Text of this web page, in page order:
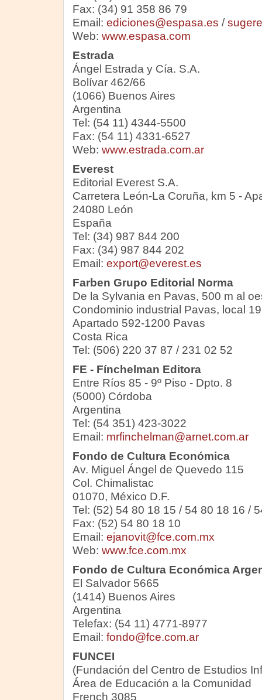
Fax: (34) 91 358 86 79
Email: ediciones@espasa.es /
Web: www.espasa.com
Estrada
Ángel Estrada y Cía. S.A.
Bolívar 462/66
(1066) Buenos Aires
Argentina
Tel: (54 11) 4344-5500
Fax: (54 11) 4331-6527
Web: www.estrada.com.ar
Everest
Editorial Everest S.A.
Carretera León-La Coruña, km 5 -
24080 León
España
Tel: (34) 987 844 200
Fax: (34) 987 844 202
Email: export@everest.es
Farben Grupo Editorial Norma
De la Sylvania en Pavas, 500 m al
Condominio industrial Pavas, local 19
Apartado 592-1200 Pavas
Costa Rica
Tel: (506) 220 37 87 / 231 02 52
FE - Fínchelman Editora
Entre Ríos 85 - 9º Piso - Dpto. 8
(5000) Córdoba
Argentina
Tel: (54 351) 423-3022
Email: mrfinchelman@arnet.com.ar
Fondo de Cultura Económica
Av. Miguel Ángel de Quevedo 115
Col. Chimalistac
01070, México D.F.
Tel: (52) 54 80 18 15 / 54 80 18 16 /
Fax: (52) 54 80 18 10
Email: ejanovit@fce.com.mx
Web: www.fce.com.mx
Fondo de Cultura Económica
El Salvador 5665
(1414) Buenos Aires
Argentina
Telefax: (54 11) 4771-8977
Email: fondo@fce.com.ar
FUNCEI
(Fundación del Centro de Estudios
Área de Educación a la Comunidad
French 3085